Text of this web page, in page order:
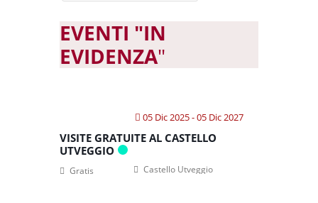
EVENTI "IN
EVIDENZA"
05 Dic 2025- 05 Dic 2027
VISITE GRATUITE AL CASTELLO
UTVEGGIO
Castello Utveggio
Gratis